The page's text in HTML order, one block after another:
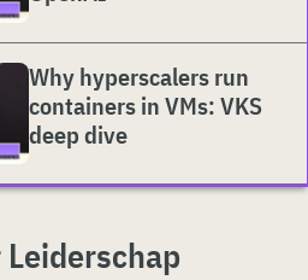
Why hyperscalers run
containers in VMs: VKS
deep dive
Leiderschap